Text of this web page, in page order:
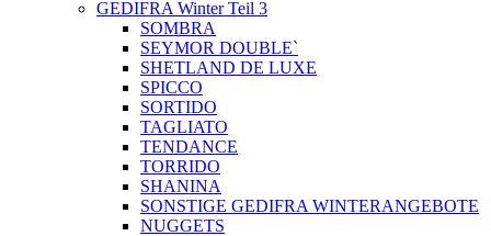
GEDIFRA Winter Teil 3
SOMBRA
SEYMOR DOUBLE`
SHETLAND DE LUXE
SPICCO
SORTIDO
TAGLIATO
TENDANCE
TORRIDO
SHANINA
SONSTIGE GEDIFRA WINTERANGEBOTE
NUGGETS